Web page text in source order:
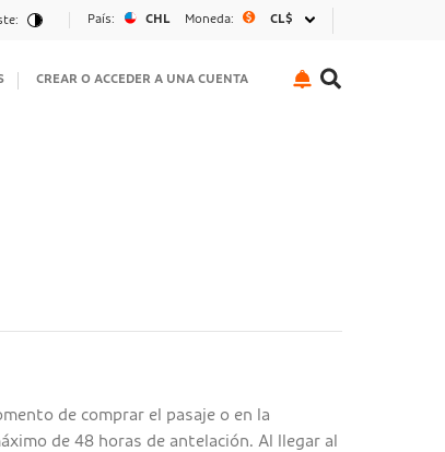
País: CHL Moneda: CL$
CREAR O ACCEDER A UNA CUENTA
de comprar el pasaje o en la
de 48 horas de antelación. Al llegar al